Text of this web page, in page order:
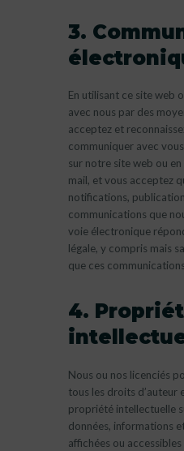
3.
En utilisant ce site web
avec nous par des
acceptez et
communiquer avec
sur notre site web ou
mail, et vous acceptez
notifications,
communications que
voie électronique
légale, y compris mais
que ces
4.
Nous ou nos licenciés
tous les droits d’auteur
propriété intellectuelle
données, informations
affichées ou